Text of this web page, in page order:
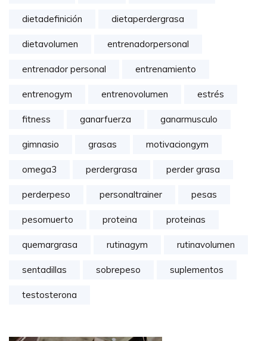
dietadefinición dietaperdergrasa
dietavolumen entrenadorpersonal
entrenador personal entrenamiento
entrenogym entrenovolumen estrés
fitness ganarfuerza ganarmusculo
gimnasio grasas motivaciongym
omega3 perdergrasa perder grasa
perderpeso personaltrainer pesas
pesomuerto proteina proteinas
quemargrasa rutinagym rutinavolumen
sentadillas sobrepeso suplementos
testosterona